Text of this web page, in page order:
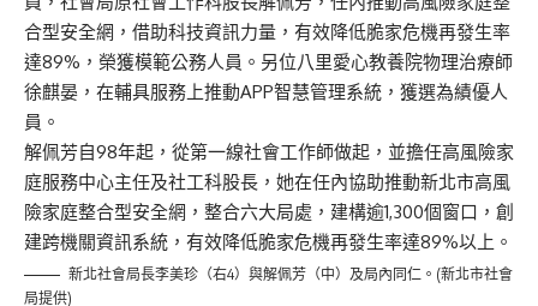
合型安全網，借助科技資訊力量，有效降低脆家危機再發生率
達89%，榮獲模範公務人員。另位八里愛心教養院物理治療師
徐麒晏，在輔具服務上推動APP智慧管理系統，獲選為績優人
員。
解佩芳自98年起，從第一線社會工作師做起，並擔任高風險家
庭服務中心主任及社工科股長，她在任內協助推動新北市高風
險家庭整合型安全網，整合六大局處，建構逾1,300個窗口，創
建跨機關資訊系統，有效降低脆家危機再發生率達89%以上。
新北社會局長李美珍（右4）與解佩芳（中）及局內同仁。(新北市社會
局提供)